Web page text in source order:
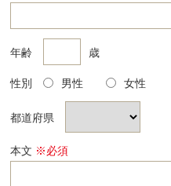
年齢 歳
性別 男性 女性
都道府県
本文 ※必須